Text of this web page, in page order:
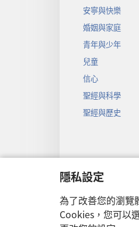
隱私設定
為了改善您的瀏覽
Cookies，您可以
安寧與快樂
婚姻與家庭
青年與少年
兒童
信心
聖經與科學
聖經與歷史